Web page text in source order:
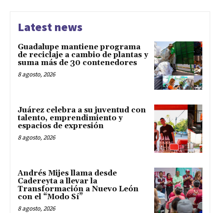
Latest news
Guadalupe mantiene programa
de reciclaje a cambio de plantas y
suma más de 30 contenedores
8 agosto, 2026
Juárez celebra a su juventud con
talento, emprendimiento y
espacios de expresión
8 agosto, 2026
Andrés Mijes llama desde
Cadereyta a llevar la
Transformación a Nuevo León
con el “Modo Sí”
8 agosto, 2026